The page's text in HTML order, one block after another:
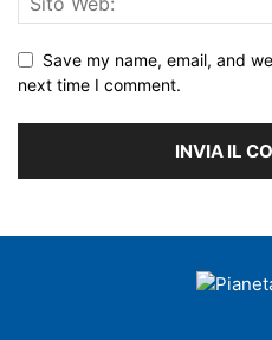
Save my name, email, and
next time I comment.